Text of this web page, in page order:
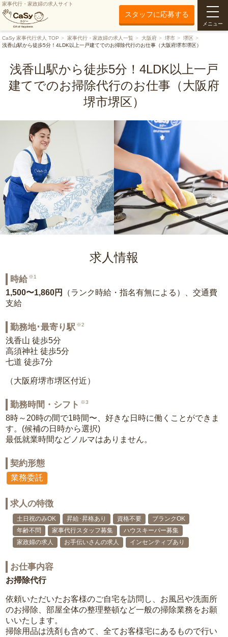
家事代行・家政婦の求人サイト
スタッフに応募する
メニュー
CaSy 家事代行求人 TOP 家事代行・家政婦の求人一覧 大阪府 堺市
堺区
浅香山駅から徒歩5分！4LDK以上一戸建てでのお掃除代行のお仕事（大阪府堺市堺区）
浅香山駅から徒歩5分！4LDK以上一戸
建てでのお掃除代行のお仕事（大阪府
堺市堺区）
求人情報
時給 ※1
1,500〜1,860円
（ランク時給・指名有無による）、交通費
支給
勤務地･最寄り駅 ※2
浅香山 徒歩5分
高須神社 徒歩5分
七道 徒歩7分
（大阪府堺市堺区付近）
勤務時間・シフト ※3
8時～20時の間で1時間〜、好きな日時に働くことができま
す。(候補の日時から選択)
最低就業時間などノルマはありません。
契約形態
業務委託
求人の特徴
土日祝のみOK 昇給･昇格あり 資格不要
ブランクOK
年齢不問
家事代行スタッフ募集
ハウスキーパー募集
家政婦の求人
お手伝いさんの求人 インセンティブあり
お仕事内容
お掃除代行
依頼いただいたお客様のご自宅を訪問し、お風呂や洗面所
のお掃除、部屋全体の整理整頓など一般の掃除業務をお願
いいたします。
掃除用品は洗剤も含めて、全てお客様宅にあるもので行い